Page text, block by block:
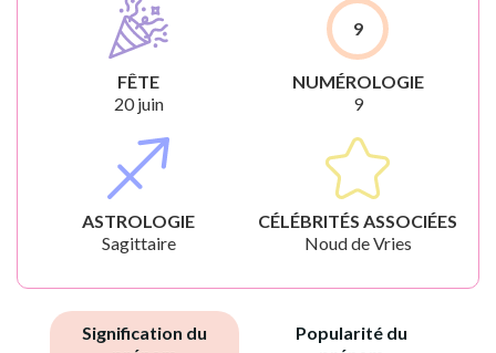
FÊTE
20 juin
9
NUMÉROLOGIE
9
ASTROLOGIE
Sagittaire
CÉLÉBRITÉS ASSOCIÉES
Noud de Vries
Signification du
Popularité du